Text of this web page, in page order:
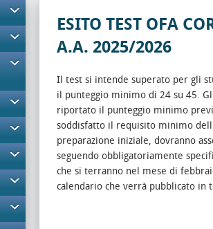
ESITO TEST OFA
A.A. 2025/2026
Il test si intende superato per gli
il punteggio minimo di 24 su 45.
riportato il punteggio minimo
soddisfatto il requisito minimo
preparazione iniziale, dovranno
seguendo obbligatoriamente
che si terranno nel mese di
calendario che verrà pubblicato